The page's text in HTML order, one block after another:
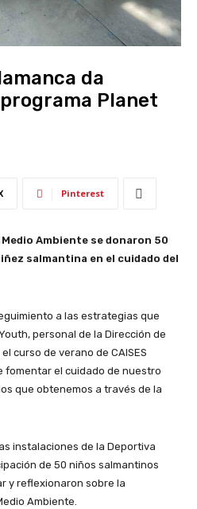
da
Planet
Pinterest
Ambiente se donaron 50
salmantina en el cuidado del
a las estrategias que
personal de la Dirección de
curso de verano de CAISES
fomentar el cuidado de nuestro
que obtenemos a través de la
instalaciones de la Deportiva
de 50 niños salmantinos
y reflexionaron sobre la
Ambiente.